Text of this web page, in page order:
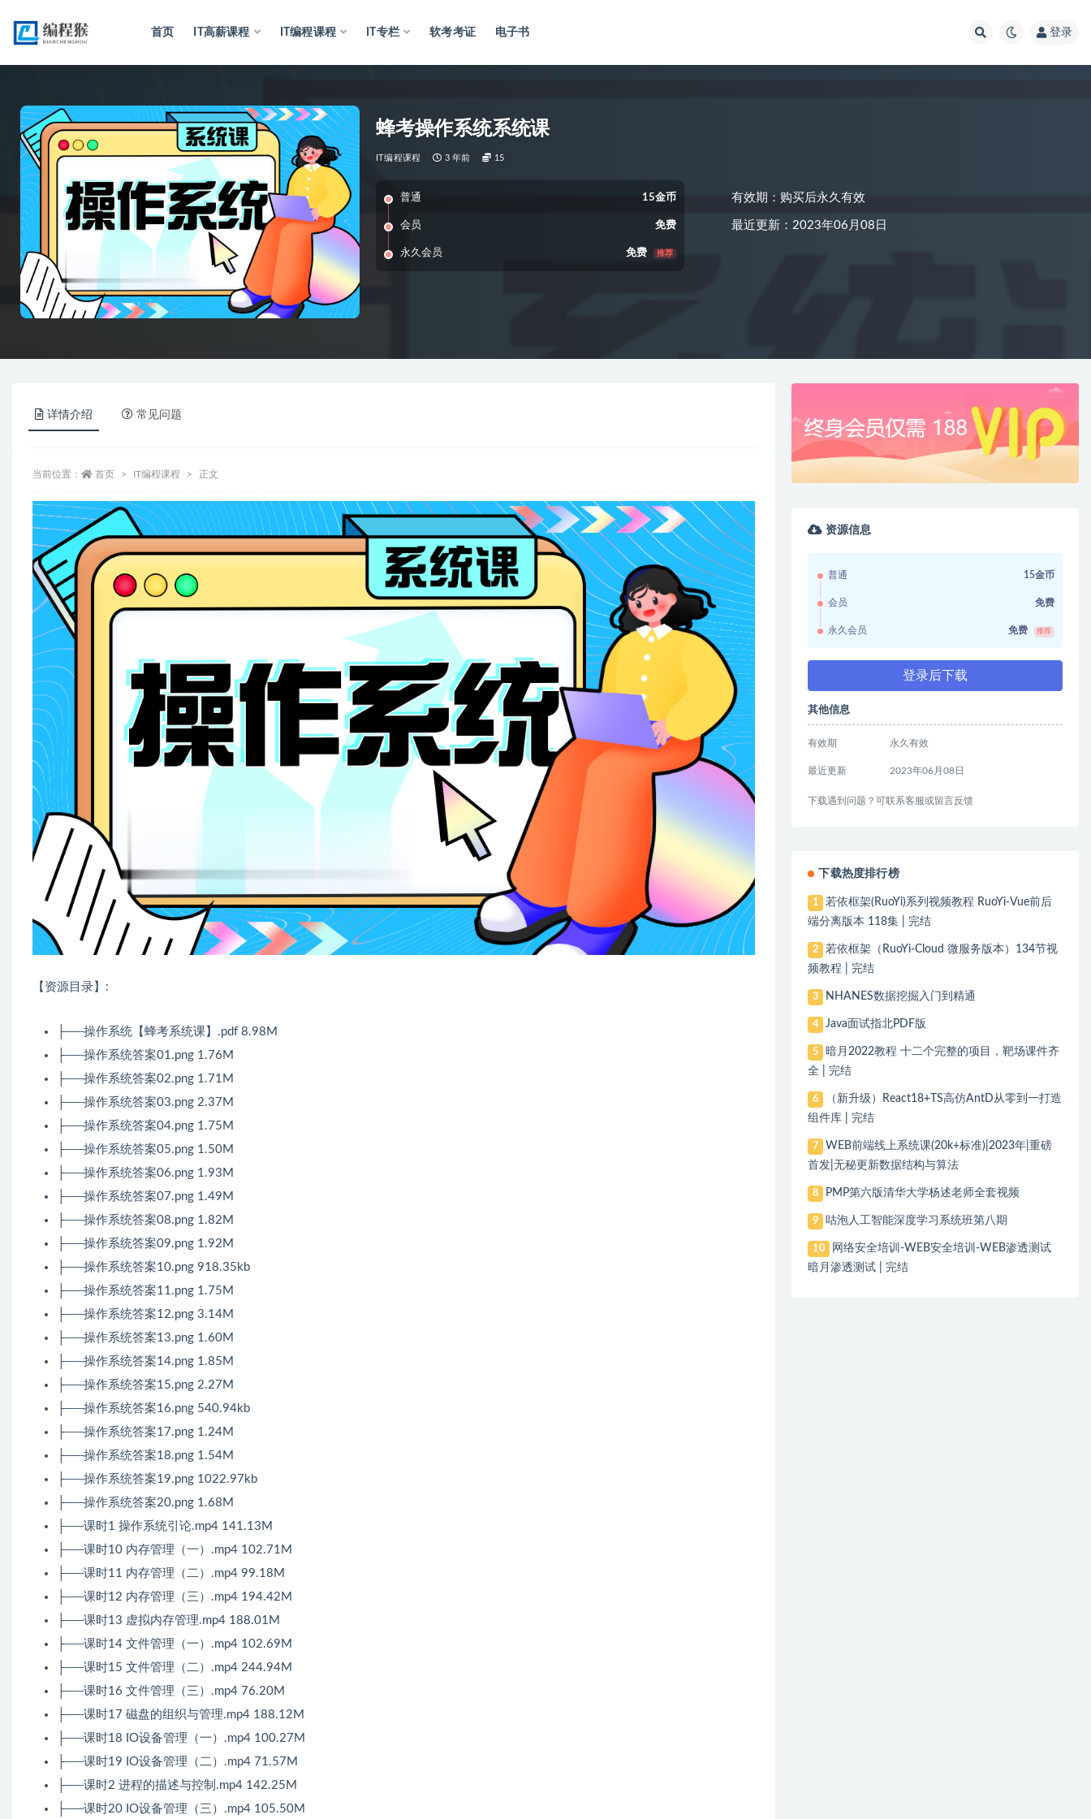
首页 IT高薪课程 IT编程课程 IT专栏 软考考证 电子书 登录
蜂考操作系统系统课
IT编程课程 3 年前 15
普通 15金币
会员 免费
永久会员 免费 推荐
有效期：购买后永久有效
最近更新：2023年06月08日
详情介绍 常见问题
当前位置： 首页 IT编程课程 正文
【资源目录】:
├──操作系统【蜂考系统课】.pdf 8.98M
├──操作系统答案01.png 1.76M
├──操作系统答案02.png 1.71M
├──操作系统答案03.png 2.37M
├──操作系统答案04.png 1.75M
├──操作系统答案05.png 1.50M
├──操作系统答案06.png 1.93M
├──操作系统答案07.png 1.49M
├──操作系统答案08.png 1.82M
├──操作系统答案09.png 1.92M
├──操作系统答案10.png 918.35kb
├──操作系统答案11.png 1.75M
├──操作系统答案12.png 3.14M
├──操作系统答案13.png 1.60M
├──操作系统答案14.png 1.85M
├──操作系统答案15.png 2.27M
├──操作系统答案16.png 540.94kb
├──操作系统答案17.png 1.24M
├──操作系统答案18.png 1.54M
├──操作系统答案19.png 1022.97kb
├──操作系统答案20.png 1.68M
├──课时1 操作系统引论.mp4 141.13M
├──课时10 内存管理（一）.mp4 102.71M
├──课时11 内存管理（二）.mp4 99.18M
├──课时12 内存管理（三）.mp4 194.42M
├──课时13 虚拟内存管理.mp4 188.01M
├──课时14 文件管理（一）.mp4 102.69M
├──课时15 文件管理（二）.mp4 244.94M
├──课时16 文件管理（三）.mp4 76.20M
├──课时17 磁盘的组织与管理.mp4 188.12M
├──课时18 IO设备管理（一）.mp4 100.27M
├──课时19 IO设备管理（二）.mp4 71.57M
├──课时2 进程的描述与控制.mp4 142.25M
├──课时20 IO设备管理（三）.mp4 105.50M
资源信息
普通 15金币
会员 免费
永久会员 免费 推荐
登录后下载
其他信息
有效期 永久有效
最近更新 2023年06月08日
下载遇到问题？可联系客服或留言反馈
下载热度排行榜
1
若依框架(RuoYi)系列视频教程 RuoYi-Vue前后
端分离版本 118集 | 完结
2
若依框架（RuoYi-Cloud 微服务版本）134节视
频教程 | 完结
3 NHANES数据挖掘入门到精通
4 Java面试指北PDF版
5
暗月2022教程 十二个完整的项目，靶场课件齐
全 | 完结
6
（新升级）React18+TS高仿AntD从零到一打造
组件库 | 完结
7
WEB前端线上系统课(20k+标准)|2023年|重磅
首发|无秘更新数据结构与算法
8 PMP第六版清华大学杨述老师全套视频
9 咕泡人工智能深度学习系统班第八期
10
网络安全培训-WEB安全培训-WEB渗透测试
暗月渗透测试 | 完结